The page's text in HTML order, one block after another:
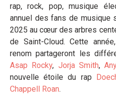
rap, rock, pop, musique
annuel des fans de musique
2025 au cœur des arbres
de Saint-Cloud. Cette
renom partageront les
Asap Rocky, Jorja Smith,
nouvelle étoile du rap
Chappell Roan.